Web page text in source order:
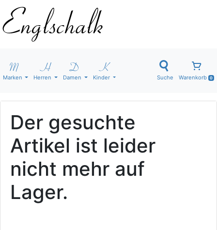
Marken Herren Damen Kinder Suche Warenkorb 0
Der gesuchte
Artikel ist leider
nicht mehr auf
Lager.